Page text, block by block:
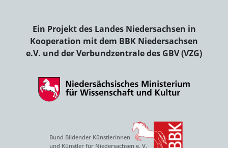
Ein Projekt des Landes Niedersachsen in
Kooperation mit dem BBK Niedersachsen
e.V. und der Verbundzentrale des GBV (VZG)
Bund Bildender Künstlerinnen
und Künstler für Niedersachsen e. V.